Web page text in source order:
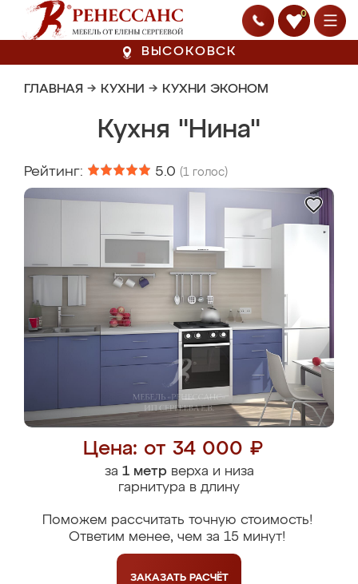
0
ВЫСОКОВСК
ГЛАВНАЯ → КУХНИ → КУХНИ ЭКОНОМ
Кухня "Нина"
Рейтинг: 5.0 (1 голос)
Цена: от 34 000 ₽
за 1 метрверха и низа
гарнитура в длину
Поможем рассчитать точную стоимость!
Ответим менее, чем за 15 минут!
ЗАКАЗАТЬ РАСЧЁТ